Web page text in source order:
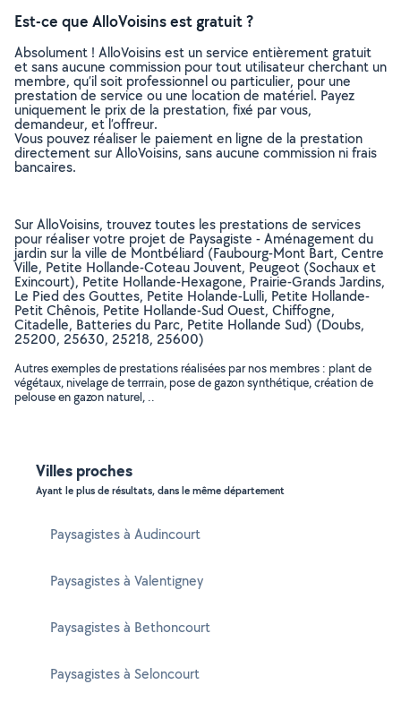
Est-ce que AlloVoisins est gratuit ?
Absolument ! AlloVoisins est un service entièrement gratuit
et sans aucune commission pour tout utilisateur cherchant un
membre, qu’il soit professionnel ou particulier, pour une
prestation de service ou une location de matériel. Payez
uniquement le prix de la prestation, fixé par vous,
demandeur, et l’offreur.
Vous pouvez réaliser le paiement en ligne de la prestation
directement sur AlloVoisins, sans aucune commission ni frais
bancaires.
Sur AlloVoisins, trouvez toutes les prestations de services
pour réaliser votre projet de Paysagiste - Aménagement du
jardin sur la ville de Montbéliard (Faubourg-Mont Bart, Centre
Ville, Petite Hollande-Coteau Jouvent, Peugeot (Sochaux et
Exincourt), Petite Hollande-Hexagone, Prairie-Grands Jardins,
Le Pied des Gouttes, Petite Holande-Lulli, Petite Hollande-
Petit Chênois, Petite Hollande-Sud Ouest, Chiffogne,
Citadelle, Batteries du Parc, Petite Hollande Sud) (Doubs,
25200, 25630, 25218, 25600)
Autres exemples de prestations réalisées par nos membres : plant de
végétaux, nivelage de terrrain, pose de gazon synthétique, création de
pelouse en gazon naturel, ..
Villes proches
Ayant le plus de résultats, dans le même département
Paysagistes à Audincourt
Paysagistes à Valentigney
Paysagistes à Bethoncourt
Paysagistes à Seloncourt